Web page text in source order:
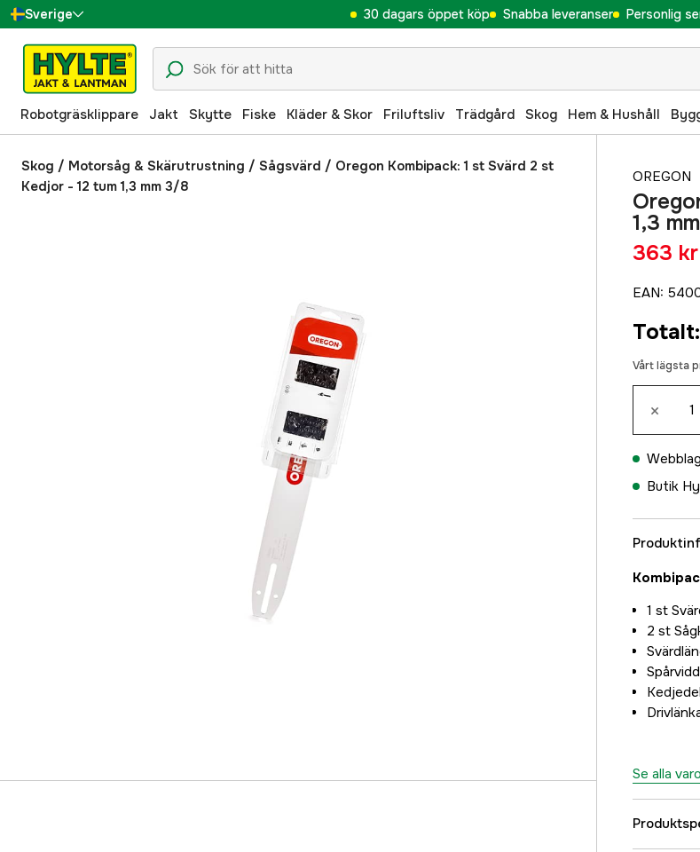
Sverige
Danmark
Suomi
Norge
Deutschland
30 dagars öppet köp Snabba leveranser Personlig
Robotgräsklippare Jakt Skytte Fiske Kläder & Skor Friluftsliv Trädgård Skog Hem & Hushåll
Skog / Motorsåg & Skärutrustning / Sågsvärd / Oregon Kombipack: 1 st Svärd 2 st
Kedjor - 12 tum 1,3 mm 3/8
OREGON
1,3
363 kr
EAN:
Totalt:
Vårt lägsta
×
Butik
1 st
2 st
Se alla